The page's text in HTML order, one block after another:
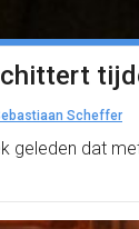
Scheffer
geleden dat